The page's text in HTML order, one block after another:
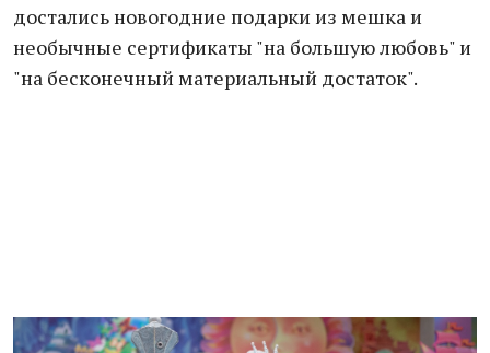
достались новогодние подарки из мешка и
необычные сертификаты "на большую любовь" и
"на бесконечный материальный достаток".